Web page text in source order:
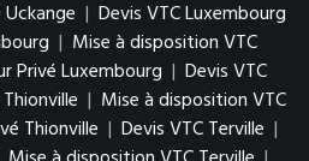
| Devis VTC Luxembourg
| Mise à disposition VTC
Privé Luxembourg | Devis VTC
| Mise à disposition VTC
Thionville | Devis VTC Terville |